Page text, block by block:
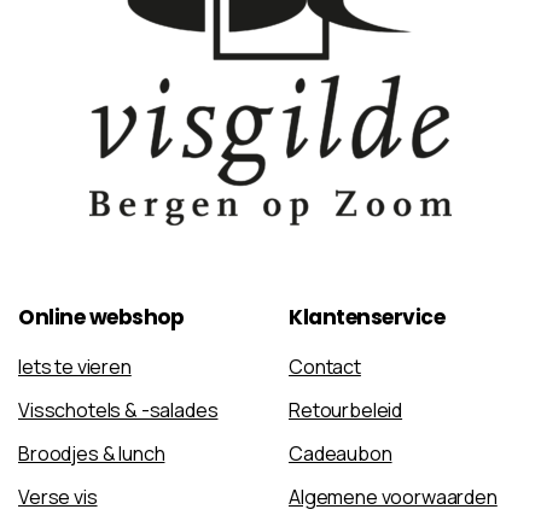
Onlinewebshop
Iets te vieren
Visschotels & -salades
Broodjes & lunch
Verse vis
Klantenservice
Contact
Retourbeleid
Cadeaubon
Algemene voorwaarden